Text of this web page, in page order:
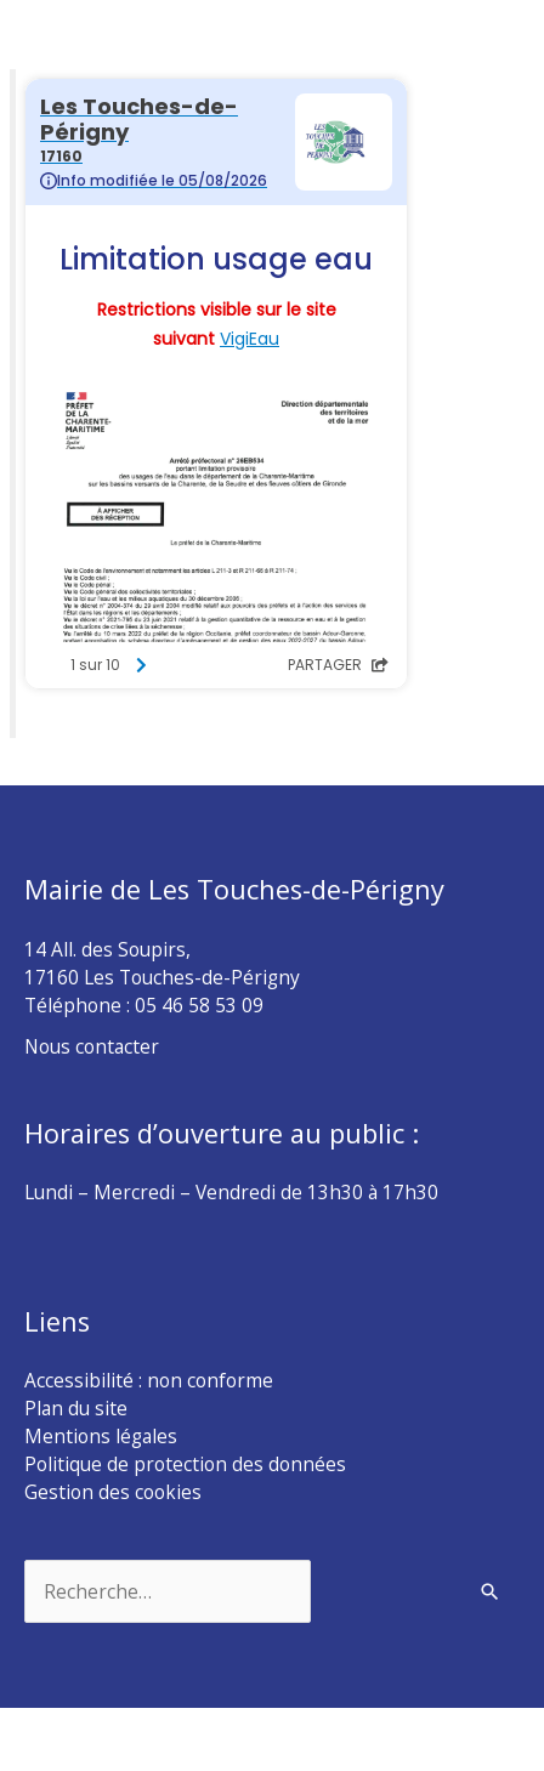
Mairie de Les Touches-de-Périgny
14 All. des Soupirs,
17160 Les Touches-de-Périgny
Téléphone : 05 46 58 53 09
Nous contacter
Horaires d’ouverture au public :
Lundi – Mercredi – Vendredi de 13h30 à 17h30
Liens
Accessibilité : non conforme
Plan du site
Mentions légales
Politique de protection des données
Gestion des cookies